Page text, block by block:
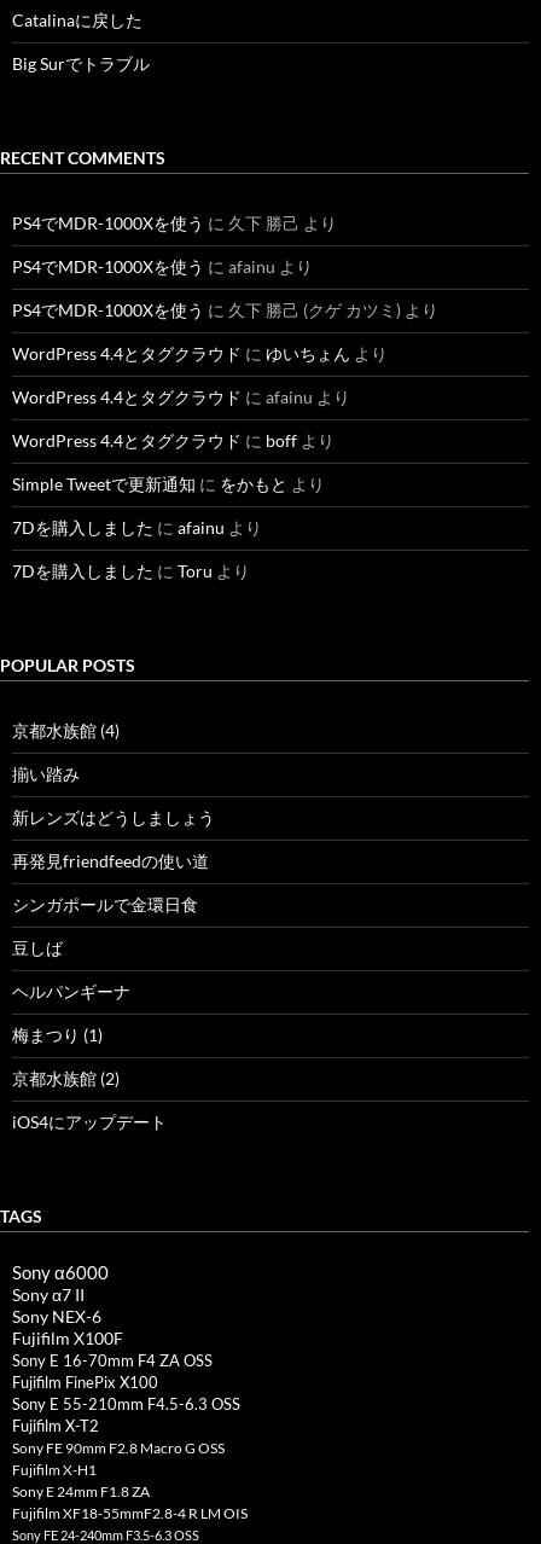
Catalinaに戻した
Big Surでトラブル
RECENT COMMENTS
PS4でMDR-1000Xを使う に 久下 勝己 より
PS4でMDR-1000Xを使う に afainu より
PS4でMDR-1000Xを使う に 久下 勝己 (クゲ カツミ) より
WordPress 4.4とタグクラウド に ゆいちょん より
WordPress 4.4とタグクラウド に afainu より
WordPress 4.4とタグクラウド に boff より
Simple Tweetで更新通知 に をかもと より
7Dを購入しました に afainu より
7Dを購入しました に Toru より
POPULAR POSTS
京都水族館 (4)
揃い踏み
新レンズはどうしましょう
再発見friendfeedの使い道
シンガポールで金環日食
豆しば
ヘルパンギーナ
梅まつり (1)
京都水族館 (2)
iOS4にアップデート
TAGS
Sony α6000
Sony α7 II
Sony NEX-6
Fujifilm X100F
Sony E 16-70mm F4 ZA OSS
Fujifilm FinePix X100
Sony E 55-210mm F4.5-6.3 OSS
Fujifilm X-T2
Sony FE 90mm F2.8 Macro G OSS
Fujifilm X-H1
Sony E 24mm F1.8 ZA
Fujifilm XF18-55mmF2.8-4 R LM OIS
Sony FE 24-240mm F3.5-6.3 OSS